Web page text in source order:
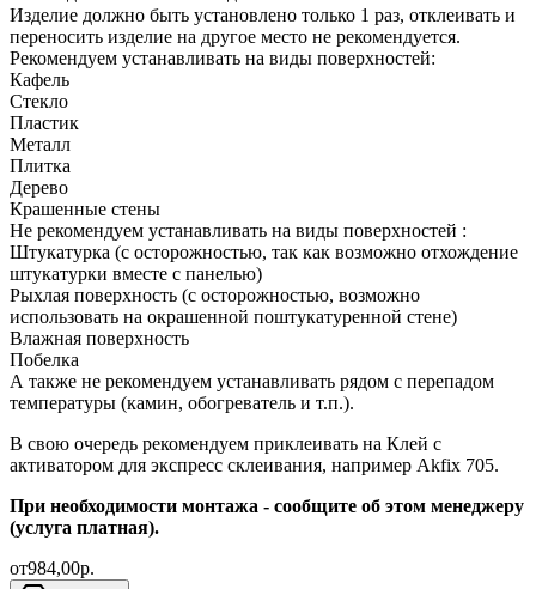
Изделие должно быть установлено только 1 раз, отклеивать и
переносить изделие на другое место не рекомендуется.
Рекомендуем устанавливать на виды поверхностей:
Кафель
Стекло
Пластик
Металл
Плитка
Дерево
Крашенные стены
Не рекомендуем устанавливать на виды поверхностей :
Штукатурка (с осторожностью, так как возможно отхождение
штукатурки вместе с панелью)
Рыхлая поверхность (с осторожностью, возможно
использовать на окрашенной поштукатуренной стене)
Влажная поверхность
Побелка
А также не рекомендуем устанавливать рядом с перепадом
температуры (камин, обогреватель и т.п.).
В свою очередь рекомендуем приклеивать на Клей с
активатором для экспресс склеивания, например Akfix 705.
При необходимости монтажа - сообщите об этом менеджеру
(услуга платная).
от984,00р.